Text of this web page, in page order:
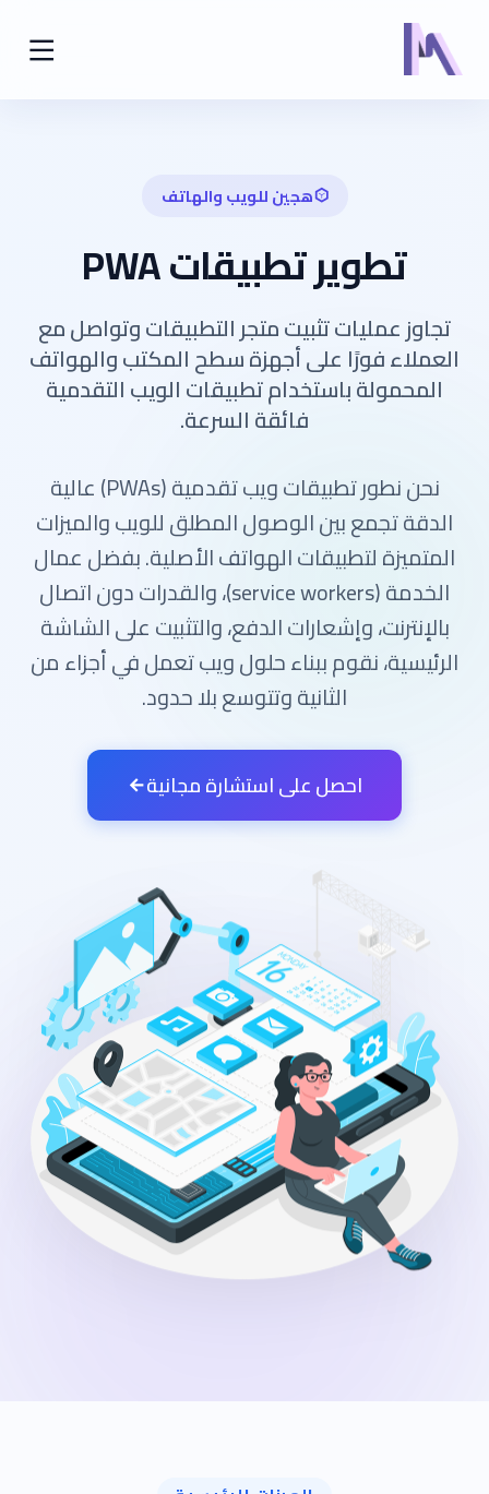
هجين للويب والهاتف
تطوير تطبيقات PWA
تجاوز عمليات تثبيت متجر التطبيقات وتواصل مع
العملاء فورًا على أجهزة سطح المكتب والهواتف
المحمولة باستخدام تطبيقات الويب التقدمية
فائقة السرعة.
نحن نطور تطبيقات ويب تقدمية (PWAs) عالية
الدقة تجمع بين الوصول المطلق للويب والميزات
المتميزة لتطبيقات الهواتف الأصلية. بفضل عمال
الخدمة (service workers)، والقدرات دون اتصال
بالإنترنت، وإشعارات الدفع، والتثبيت على الشاشة
الرئيسية، نقوم ببناء حلول ويب تعمل في أجزاء من
الثانية وتتوسع بلا حدود.
احصل على استشارة مجانية